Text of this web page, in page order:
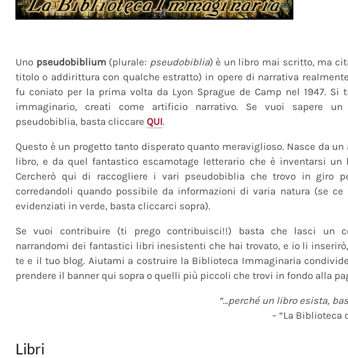
Uno pseudobiblium(plurale: pseudobiblia) è un libro mai scritto, ma
titolo o addirittura con qualche estratto) in opere di narrativa
fu coniato per la prima volta da Lyon Sprague de Camp nel 1947. Si
immaginario, creati come artificio narrativo. Se vuoi sapere
pseudobiblia, basta cliccare QUI.
Questo è un progetto tanto disperato quanto meraviglioso. Nasce da
libro, e da quel fantastico escamotage letterario che è inventarsi un
Cercherò qui di raccogliere i vari pseudobiblia che trovo in giro
corredandoli quando possibile da informazioni di varia natura (se
evidenziati in verde, basta cliccarci sopra).
Se vuoi contribuire (ti prego contribuisci!!) basta che lasci un
narrandomi dei fantastici libri inesistenti che hai trovato, e io li
te e il tuo blog. Aiutami a costruire la Biblioteca Immaginaria
prendere il banner qui sopra o quelli più piccoli che trovi in fondo alla
“…perché un libro esista,
– “La Biblioteca
Libri